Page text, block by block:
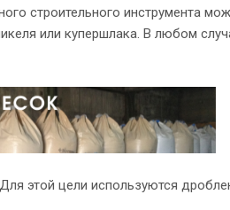
строительного инструмента
или купершлака. В любом
этой цели используются